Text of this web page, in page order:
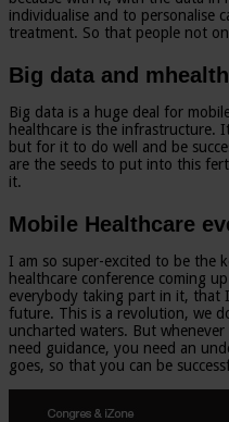
individualise and to personalise
treatment. So that people not
Big data and mhealth
Big data is a huge deal for
healthcare is the infrastructure.
but for it to do well and be
are the seeds to put into this
it.
Mobile Healthcare
I am so super-excited to be the
healthcare conference coming
everybody taking part in it,
future. This is a revolution, we
uncharted waters. But
need guidance, you need an
goes, so that you can be